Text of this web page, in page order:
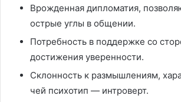
Врожденная дипломатия,
острые углы в общении.
Потребность в поддержке со
достижения уверенности.
Склонность к размышлениям,
чей психотип — интроверт.